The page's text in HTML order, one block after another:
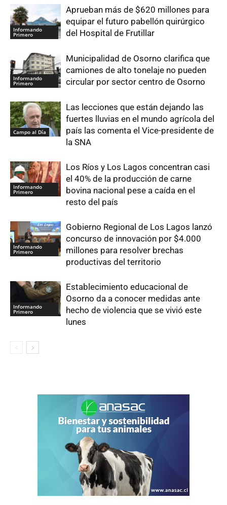
Informando
Primero
Aprueban más de $620 millones para
equipar el futuro pabellón quirúrgico
del Hospital de Frutillar
Informando
Primero
Municipalidad de Osorno clarifica que
camiones de alto tonelaje no pueden
circular por sector centro de Osorno
Campo al Día
Las lecciones que están dejando las
fuertes lluvias en el mundo agrícola del
país las comenta el Vice-presidente de
la SNA
Informando
Primero
Los Ríos y Los Lagos concentran casi
el 40% de la producción de carne
bovina nacional pese a caída en el
resto del país
Informando
Primero
Gobierno Regional de Los Lagos lanzó
concurso de innovación por $4.000
millones para resolver brechas
productivas del territorio
Informando
Primero
Establecimiento educacional de
Osorno da a conocer medidas ante
hecho de violencia que se vivió este
lunes